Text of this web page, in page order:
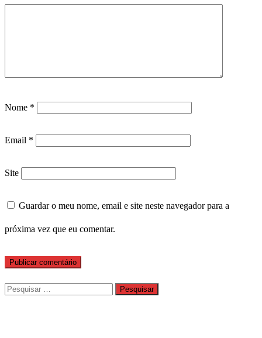
Nome *
Email *
Site
Guardar o meu nome, email e site neste navegador para a
próxima vez que eu comentar.
Pesquisar
por: